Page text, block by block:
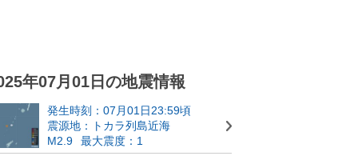
年07月01日の地震情報
発生時刻：07月01日23:59頃
震源地：トカラ列島近海
M2.9
最大震度：1